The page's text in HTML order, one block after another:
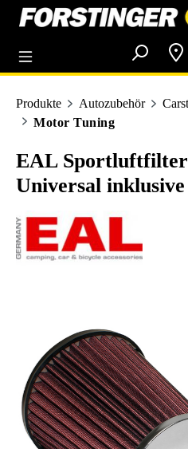
springen
Produkte Autozubehör
Motor Tuning
EAL
Universal